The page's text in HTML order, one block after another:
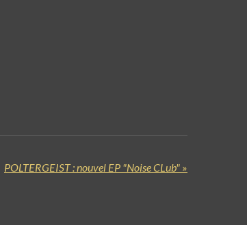
POLTERGEIST : nouvel EP "Noise CLub" »